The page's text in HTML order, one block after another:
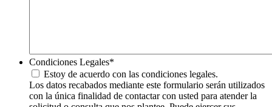
Condiciones Legales*
Estoy de acuerdo con las condiciones legales.
Los datos recabados mediante este formulario serán utilizados
con la única finalidad de contactar con usted para atender la